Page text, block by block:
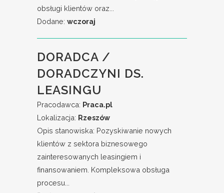
obsługi klientów oraz...
Dodane: wczoraj
DORADCA /
DORADCZYNI DS.
LEASINGU
Pracodawca: Praca.pl
Lokalizacja: Rzeszów
Opis stanowiska: Pozyskiwanie nowych
klientów z sektora biznesowego
zainteresowanych leasingiem i
finansowaniem. Kompleksowa obsługa
procesu...